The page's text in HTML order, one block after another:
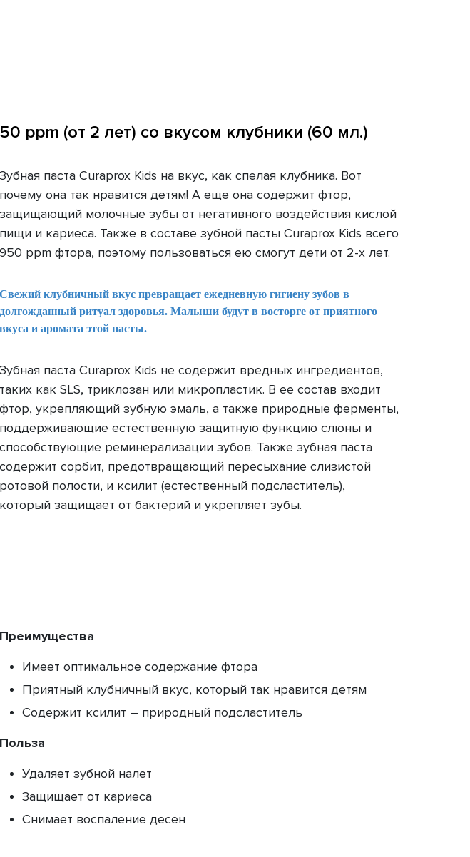
ppm (от 2 лет) со вкусом клубники (60 мл.)
Зубная паста Curaprox Kids на вкус, как спелая клубника. Вот
почему она так нравится детям! А еще она содержит фтор,
защищающий молочные зубы от негативного воздействия кислой
пищи и кариеса. Также в составе зубной пасты Curaprox Kids всего
950 ppm фтора, поэтому пользоваться ею смогут дети от 2-х лет.
Свежий клубничный вкус превращает ежедневную гигиену зубов в
долгожданный ритуал здоровья. Малыши будут в восторге от приятного
вкуса и аромата этой пасты.
Зубная паста Curaprox Kids не содержит вредных ингредиентов,
таких как SLS, триклозан или микропластик. В ее состав входит
фтор, укрепляющий зубную эмаль, а также природные ферменты,
поддерживающие естественную защитную функцию слюны и
способствующие реминерализации зубов. Также зубная паста
содержит сорбит, предотвращающий пересыхание слизистой
ротовой полости, и ксилит (естественный подсластитель),
который защищает от бактерий и укрепляет зубы.
Преимущества
Имеет оптимальное содержание фтора
Приятный клубничный вкус, который так нравится детям
Содержит ксилит – природный подсластитель
Польза
Удаляет зубной налет
Защищает от кариеса
Снимает воспаление десен